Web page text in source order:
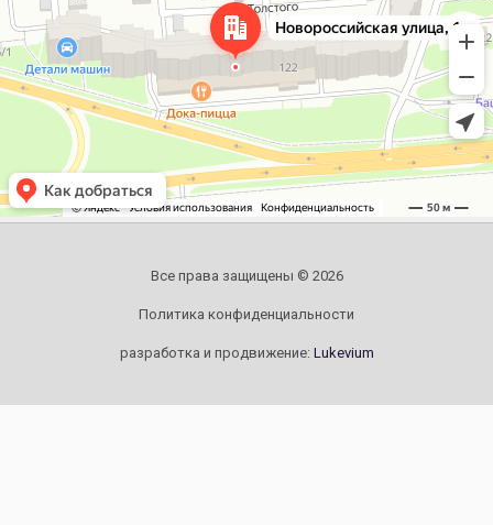
Все права защищены © 2026
Политика конфиденциальности
разработка и продвижение: Lukevium